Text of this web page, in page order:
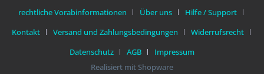
rechtliche Vorabinformationen
Über uns
Hilfe / Support
Kontakt
Versand und Zahlungsbedingungen
Widerrufsrecht
Datenschutz
AGB
Impressum
Realisiert mit Shopware